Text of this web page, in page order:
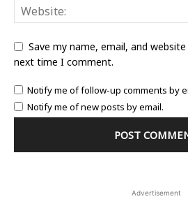
Save my name, email, and
next time I comment.
Notify me of follow-up comments by
Notify me of new posts by email.
Advertisement